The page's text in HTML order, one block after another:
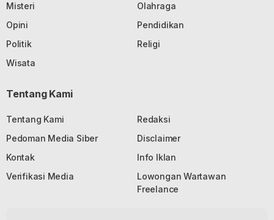
Misteri
Olahraga
Opini
Pendidikan
Politik
Religi
Wisata
Tentang Kami
Tentang Kami
Redaksi
Pedoman Media Siber
Disclaimer
Kontak
Info Iklan
Verifikasi Media
Lowongan Wartawan
Freelance